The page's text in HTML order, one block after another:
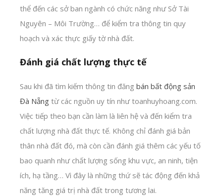
thể đến các sở ban ngành có chức năng như Sở Tài
Nguyên – Môi Trường… để kiểm tra thông tin quy
hoạch và xác thực giấy tờ nhà đất.
Đánh giá chất lượng thực tế
Sau khi đã tìm kiếm thông tin đăng bán bất động sản
Đà Nẵng từ các nguồn uy tín như toanhuyhoang.com.
Việc tiếp theo bạn cần làm là liên hệ và đến kiểm tra
chất lượng nhà đất thực tế. Không chỉ đánh giá bản
thân nhà đất đó, mà còn cần đánh giá thêm các yếu tố
bao quanh như chất lượng sống khu vực, an ninh, tiện
ích, hạ tầng… Vì đây là những thứ sẽ tác động đến khả
năng tăng giá trị nhà đất trong tương lai.